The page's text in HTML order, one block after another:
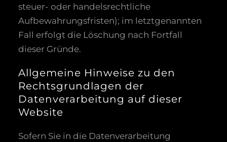
steuer- oder handelsrechtliche
Aufbewahrungsfristen); im letztgenannten
Fall erfolgt die Löschung nach Fortfall
dieser Gründe.
Allgemeine Hinweise zu den
Rechtsgrundlagen der
Datenverarbeitung auf dieser
Website
Sofern Sie in die Datenverarbeitung